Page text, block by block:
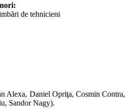
de tehnicieni
Daniel Opriţa, Cosmin Contra,
Sandor Nagy).